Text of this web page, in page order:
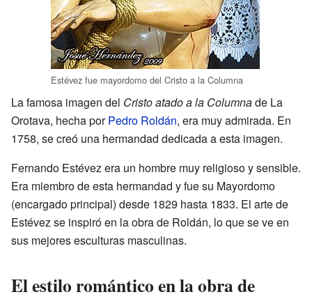
Estévez fue mayordomo del Cristo a la Columna
La famosa imagen del Cristo atado a la Columnade La
Orotava, hecha porPedro Roldán, era muy admirada. En
1758, se creó una hermandad dedicada a esta imagen.
Fernando Estévez era un hombre muy religioso y sensible.
Era miembro de esta hermandad y fue su Mayordomo
(encargado principal) desde 1829 hasta 1833. El arte de
Estévez se inspiró en la obra de Roldán, lo que se ve en
sus mejores esculturas masculinas.
El estilo romántico en la obra de